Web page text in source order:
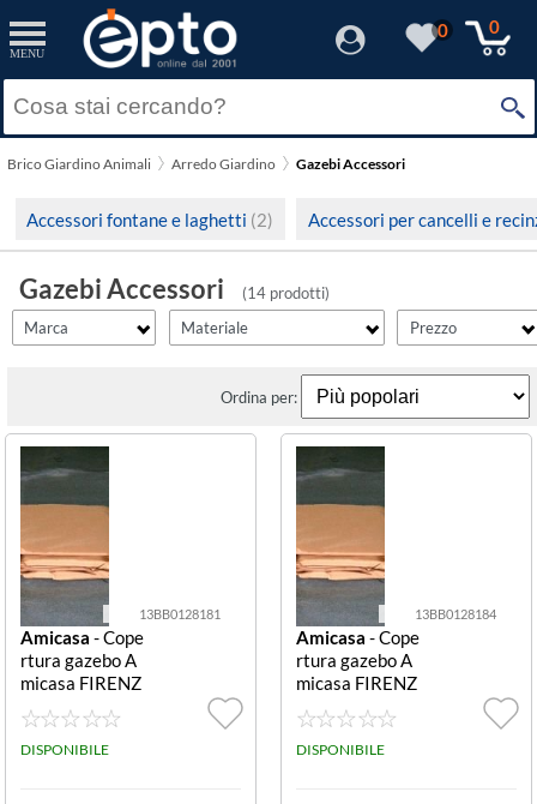
MENU
0 0
Brico Giardino Animali Arredo Giardino Gazebi Accessori
Accessori fontane e laghetti (2) Accessori per cancelli e
Gazebi Accessori
(14 prodotti)
Marca
filter_id Resetta
Materiale
filtro3
Poliestere 200 gr
Resetta
Prezzo
filter_fprezzo
Prezzo minimo
Resetta
filter_adds
Solo Promozioni
Visualizza solo le Novità
Resetta
Ordina per:
13BB0128181
Amicasa - Cope
rtura gazebo A
micasa FIRENZ
E Ecrù
DISPONIBILE
13BB0128184
Amicasa - Cope
rtura gazebo A
micasa FIRENZ
E Ecrù
DISPONIBILE